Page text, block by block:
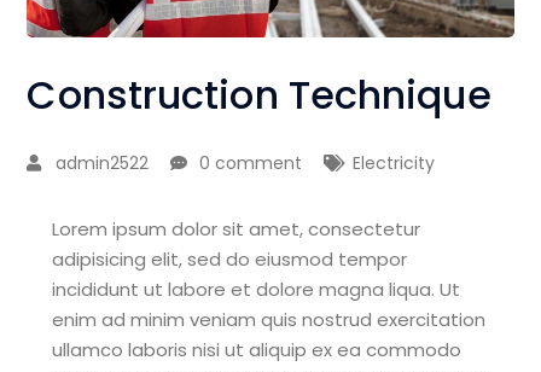
Construction Technique
admin2522 0 comment Electricity
Lorem ipsum dolor sit amet, consectetur
adipisicing elit, sed do eiusmod tempor
incididunt ut labore et dolore magna liqua. Ut
enim ad minim veniam quis nostrud exercitation
ullamco laboris nisi ut aliquip ex ea commodo